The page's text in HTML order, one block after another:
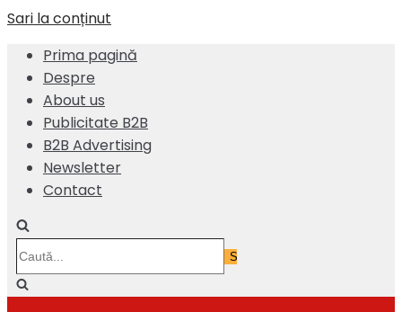
Sari la conținut
Prima pagină
Despre
About us
Publicitate B2B
B2B Advertising
Newsletter
Contact
Caută...